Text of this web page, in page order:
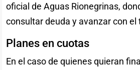
oficial de Aguas Rionegrinas,
consultar deuda y avanzar con
Planes en cuotas
En el caso de quienes quieran